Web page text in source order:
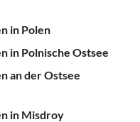
in Polen
in Polnische Ostsee
an der Ostsee
in Misdroy